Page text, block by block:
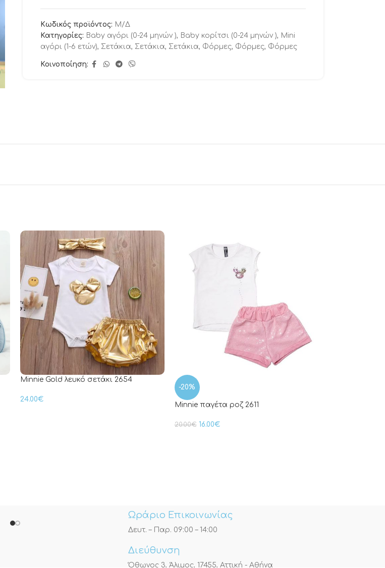
Κωδικός προϊόντος: Μ/Δ
Κατηγορίες: Baby αγόρι (0-24 μηνών ), Baby κορίτσι (0-24 μηνών ), Μini
αγόρι (1-6 ετών), Σετάκια, Σετάκια, Σετάκια, Φόρμες, Φόρμες, Φόρμες
Κοινοποίηση:
Minnie Gold λευκό σετάκι 2654
24.00€
-20%
Minnie παγέτα ροζ 2611
20.00€ 16.00€
Ωράριο Επικοινωνίας
Δευτ. – Παρ. 09:00 – 14:00
Διεύθυνση
Όθωνος 3, Άλιμος, 17455, Αττική - Αθήνα